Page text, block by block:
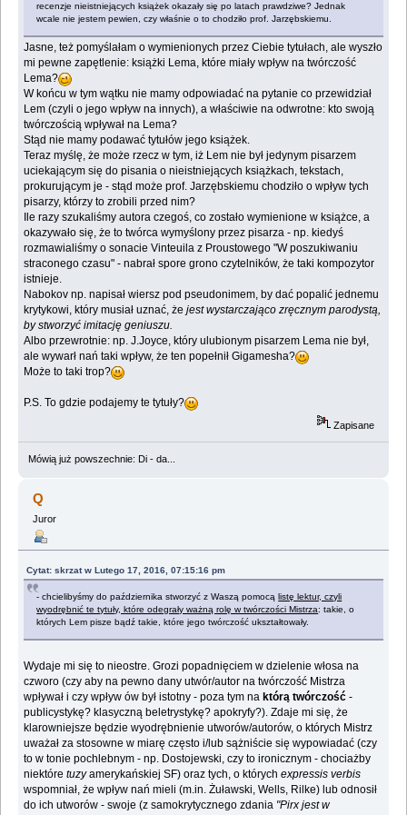
recenzje nieistniejących książek okazały się po latach prawdziwe? Jednak
wcale nie jestem pewien, czy właśnie o to chodziło prof. Jarzębskiemu.
Jasne, też pomyślałam o wymienionych przez Ciebie tytułach, ale wyszło
mi pewne zapętlenie: książki Lema, które miały wpływ na twórczość
Lema?
W końcu w tym wątku nie mamy odpowiadać na pytanie co przewidział
Lem (czyli o jego wpływ na innych), a właściwie na odwrotne: kto swoją
twórczością wpływał na Lema?
Stąd nie mamy podawać tytułów jego książek.
Teraz myślę, że może rzecz w tym, iż Lem nie był jedynym pisarzem
uciekającym się do pisania o nieistniejących książkach, tekstach,
prokurującym je - stąd może prof. Jarzębskiemu chodziło o wpływ tych
pisarzy, którzy to zrobili przed nim?
Ile razy szukaliśmy autora czegoś, co zostało wymienione w książce, a
okazywało się, że to twórca wymyślony przez pisarza - np. kiedyś
rozmawialiśmy o sonacie Vinteuila z Proustowego "W poszukiwaniu
straconego czasu" - nabrał spore grono czytelników, że taki kompozytor
istnieje.
Nabokov np. napisał wiersz pod pseudonimem, by dać popalić jednemu
krytykowi, który musiał uznać, żejest wystarczająco zręcznym parodystą,
by stworzyć imitację geniuszu.
Albo przewrotnie: np. J.Joyce, który ulubionym pisarzem Lema nie był,
ale wywarł nań taki wpływ, że ten popełnił Gigamesha?
Może to taki trop?
P.S. To gdzie podajemy te tytuły?
Zapisane
Mówią już powszechnie: Di - da...
Q
Juror
Cytat: skrzat w Lutego 17, 2016, 07:15:16 pm
- chcielibyśmy do października stworzyć z Waszą pomocąlistę lektur, czyli
wyodrębnić te tytuły, które odegrały ważną rolę w twórczości Mistrza: takie, o
których Lem pisze bądź takie, które jego twórczość ukształtowały.
Wydaje mi się to nieostre. Grozi popadnięciem w dzielenie włosa na
czworo (czy aby na pewno dany utwór/autor na twórczość Mistrza
wpływał i czy wpływ ów był istotny - poza tym naktórą twórczość -
publicystykę? klasyczną beletrystykę? apokryfy?). Zdaje mi się, że
klarowniejsze będzie wyodrębnienie utworów/autorów, o których Mistrz
uważał za stosowne w miarę często i/lub sążniście się wypowiadać (czy
to w tonie pochlebnym - np. Dostojewski, czy to ironicznym - chociażby
niektóretuzyamerykańskiej SF) oraz tych, o którychexpressis verbis
wspomniał, że wpływ nań mieli (m.in. Żuławski, Wells, Rilke) lub odnosił
do ich utworów - swoje (z samokrytycznego zdania "Pirx jest w